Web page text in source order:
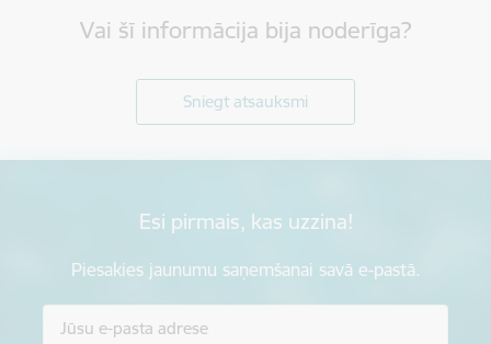
Vai šī informācija bija noderīga?
Sniegt atsauksmi
Esi pirmais, kas uzzina!
Piesakies jaunumu saņemšanai savā e-pastā.